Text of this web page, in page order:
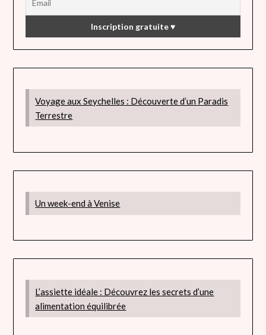
Voyage aux Seychelles : Découverte d’un Paradis
Terrestre
Un week-end à Venise
L’assiette idéale : Découvrez les secrets d’une
alimentation équilibrée